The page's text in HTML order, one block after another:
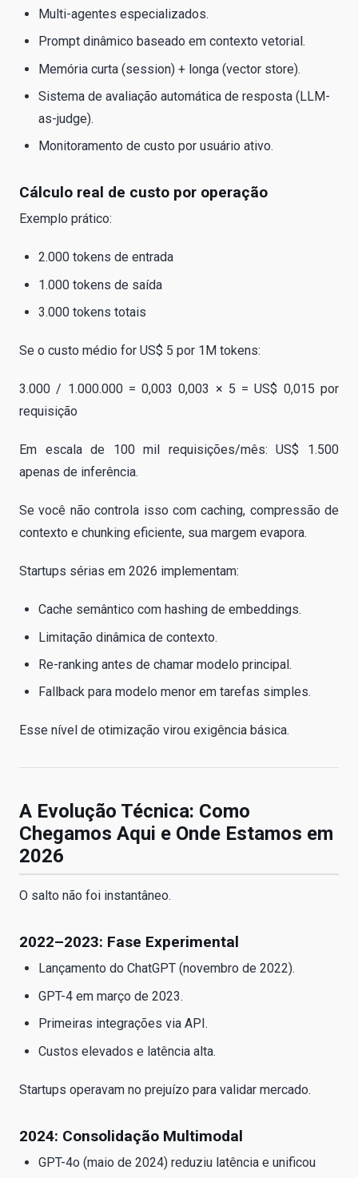
Multi-agentes especializados.
Prompt dinâmico baseado em contexto vetorial.
Memória curta (session) + longa (vector store).
Sistema de avaliação automática de resposta (LLM-
as-judge).
Monitoramento de custo por usuário ativo.
Cálculo real de custo por operação
Exemplo prático:
2.000 tokens de entrada
1.000 tokens de saída
3.000 tokens totais
Se o custo médio for US$ 5 por 1M tokens:
3.000 / 1.000.000 = 0,003 0,003 × 5 = US$ 0,015 por
requisição
Em escala de 100 mil requisições/mês: US$ 1.500
apenas de inferência.
Se você não controla isso com caching, compressão de
contexto e chunking eficiente, sua margem evapora.
Startups sérias em 2026 implementam:
Cache semântico com hashing de embeddings.
Limitação dinâmica de contexto.
Re-ranking antes de chamar modelo principal.
Fallback para modelo menor em tarefas simples.
Esse nível de otimização virou exigência básica.
A Evolução Técnica: Como
Chegamos Aqui e Onde Estamos em
2026
O salto não foi instantâneo.
2022–2023: Fase Experimental
Lançamento do ChatGPT (novembro de 2022).
GPT-4 em março de 2023.
Primeiras integrações via API.
Custos elevados e latência alta.
Startups operavam no prejuízo para validar mercado.
2024: Consolidação Multimodal
GPT-4o (maio de 2024) reduziu latência e unificou